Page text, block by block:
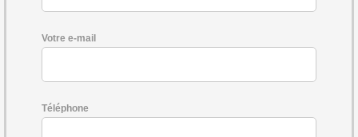
Votre e-mail
Téléphone